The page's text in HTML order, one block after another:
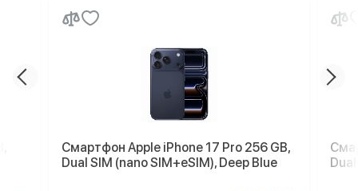
Смартфон Apple iPhone 17 Pro 256 GB,
Dual SIM (nano SIM+eSIM), Deep Blue